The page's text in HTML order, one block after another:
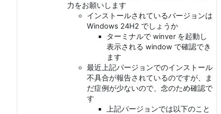
力をお願いします
インストールされているバージョンは
Windows 24H2 でしょうか
ターミナルで winver を起動し
表示される window で確認でき
ます
最近上記バージョンでのインストール
不具合が報告されているのですが、ま
だ症例が少ないので、念のため確認で
す
上記バージョンでは以下のこと